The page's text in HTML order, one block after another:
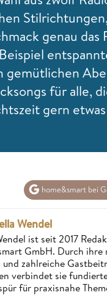
genau das
gemütlichen
für alle,
gern etwas
home&smart bei
Wendel
ist seit 2017
GmbH. Durch ihre
zahlreiche
verbindet sie
für praxisnahe